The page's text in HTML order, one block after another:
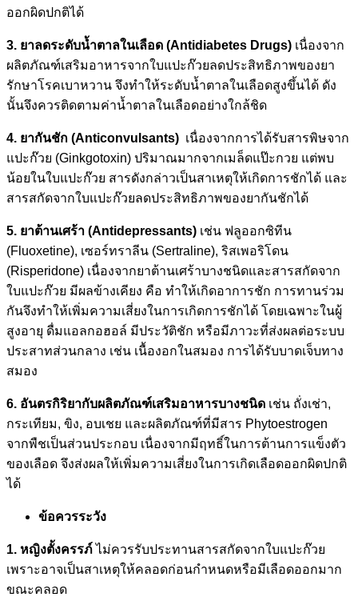
ออกผิดปกติได้
3. ยาลดระดับน้ำตาลในเลือด (Antidiabetes Drugs) เนื่องจาก
ผลิตภัณฑ์เสริมอาหารจากใบแปะก๊วยลดประสิทธิภาพของยา
รักษาโรคเบาหวาน จึงทำให้ระดับน้ำตาลในเลือดสูงขึ้นได้ ดัง
นั้นจึงควรติดตามค่าน้ำตาลในเลือดอย่างใกล้ชิด
4. ยากันชัก (Anticonvulsants) เนื่องจากการได้รับสารพิษจาก
แปะก๊วย (Ginkgotoxin) ปริมาณมากจากเมล็ดแป๊ะกวย แต่พบ
น้อยในใบแปะก๊วย สารดังกล่าวเป็นสาเหตุให้เกิดการชักได้ และ
สารสกัดจากใบแปะก๊วยลดประสิทธิภาพของยากันชักได้
5. ยาต้านเศร้า (Antidepressants) เช่น ฟลูออกซิทีน
(Fluoxetine), เซอร์ทราลีน (Sertraline), ริสเพอริโดน
(Risperidone) เนื่องจากยาต้านเศร้าบางชนิดและสารสกัดจาก
ใบแปะก๊วย มีผลข้างเคียง คือ ทำให้เกิดอาการชัก การทานร่วม
กันจึงทำให้เพิ่มความเสี่ยงในการเกิดการชักได้ โดยเฉพาะในผู้
สูงอายุ ดื่มแอลกอฮอล์ มีประวัติชัก หรือมีภาวะที่ส่งผลต่อระบบ
ประสาทส่วนกลาง เช่น เนื้องอกในสมอง การได้รับบาดเจ็บทาง
สมอง
6. อันตรกิริยากับผลิตภัณฑ์เสริมอาหารบางชนิด เช่น ถั่งเช่า,
กระเทียม, ขิง, อบเชย และผลิตภัณฑ์ที่มีสาร Phytoestrogen
จากพืชเป็นส่วนประกอบ เนื่องจากมีฤทธิ์ในการต้านการแข็งตัว
ของเลือด จึงส่งผลให้เพิ่มความเสี่ยงในการเกิดเลือดออกผิดปกติ
ได้
ข้อควรระวัง
1. หญิงตั้งครรภ์ไม่ควรรับประทานสารสกัดจากใบแปะก๊วย
เพราะอาจเป็นสาเหตุให้คลอดก่อนกำหนดหรือมีเลือดออกมาก
ขณะคลอด